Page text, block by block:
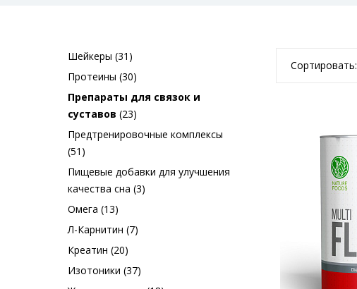
Шейкеры (31)
Протеины (30)
Препараты для связок и
суставов (23)
Предтренировочные комплексы
(51)
Пищевые добавки для улучшения
качества сна (3)
Омега (13)
Л-Карнитин (7)
Креатин (20)
Изотоники (37)
Сортировать: